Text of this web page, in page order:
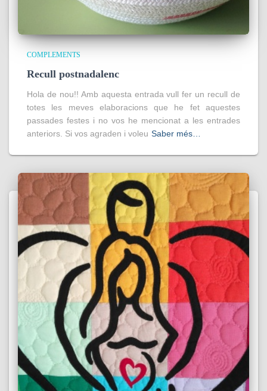
COMPLEMENTS
Recull postnadalenc
Hola de nou!! Amb aquesta entrada vull fer un recull de
totes les meves elaboracions que he fet aquestes
passades festes i no vos he mencionat a les entrades
anteriors. Si vos agraden i voleu Saber més…